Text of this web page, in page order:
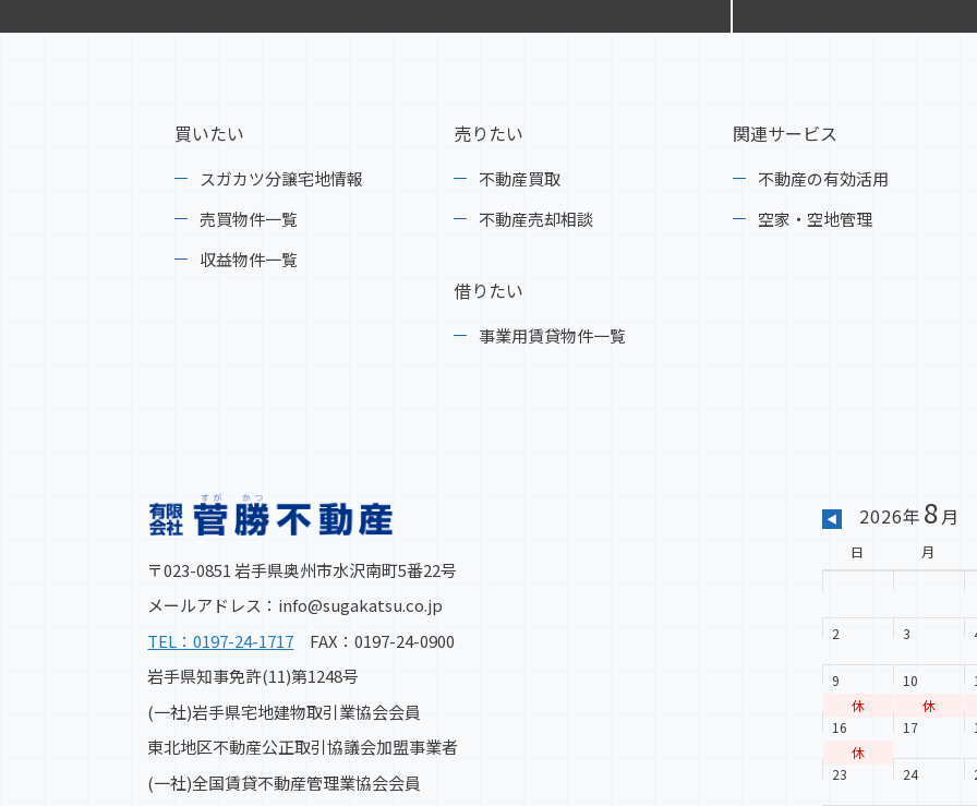
買いたい
スガカツ分譲宅地情報
売買物件一覧
収益物件一覧
売りたい
不動産買取
不動産売却相談
借りたい
事業用賃貸物件一覧
関連サービス
不動産の有効活用
空家・空地管理
〒023-0851 岩手県奥州市水沢南町5番22号
メールアドレス：info@sugakatsu.co.jp
TEL：0197-24-1717 FAX：0197-24-0900
岩手県知事免許(11)第1248号
(一社)岩手県宅地建物取引業協会会員
東北地区不動産公正取引協議会加盟事業者
(一社)全国賃貸不動産管理業協会会員
◀ 2026年 8 月
日 月
2 3
9
休
10
休
16
休
17
23 24